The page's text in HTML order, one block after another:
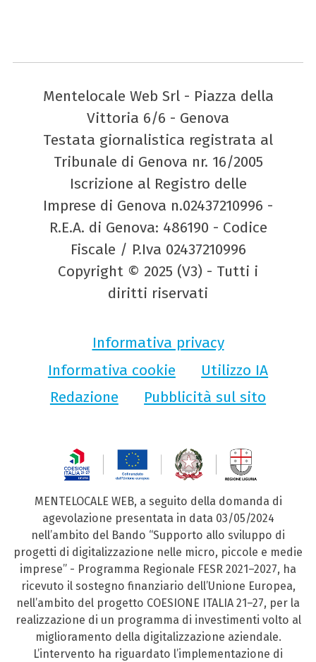
Mentelocale Web Srl - Piazza della
Vittoria 6/6 - Genova
Testata giornalistica registrata al
Tribunale di Genova nr. 16/2005
Iscrizione al Registro delle
Imprese di Genova n.02437210996 -
R.E.A. di Genova: 486190 - Codice
Fiscale / P.Iva 02437210996
Copyright © 2025 (V3) - Tutti i
diritti riservati
Informativa privacy
Informativa cookie
Utilizzo IA
Redazione
Pubblicità sul sito
MENTELOCALE WEB, a seguito della domanda di
agevolazione presentata in data 03/05/2024
nell’ambito del Bando “Supporto allo sviluppo di
progetti di digitalizzazione nelle micro, piccole e medie
imprese” - Programma Regionale FESR 2021–2027, ha
ricevuto il sostegno finanziario dell’Unione Europea,
nell’ambito del progetto COESIONE ITALIA 21–27, per la
realizzazione di un programma di investimenti volto al
miglioramento della digitalizzazione aziendale.
L’intervento ha riguardato l’implementazione di